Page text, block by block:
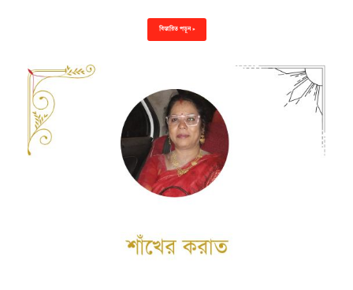
বিস্তারিত পড়ুন »